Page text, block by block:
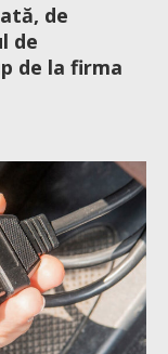
de
de
de la firma